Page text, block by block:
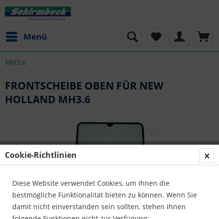
Menü
MH3.6
FRONTSCHEIBE OBEN FÜR NEW
HOLLAND MH3.6
Cookie-Richtlinien
Diese Website verwendet Cookies, um Ihnen die
bestmögliche Funktionalität bieten zu können. Wenn Sie
damit nicht einverstanden sein sollten, stehen Ihnen